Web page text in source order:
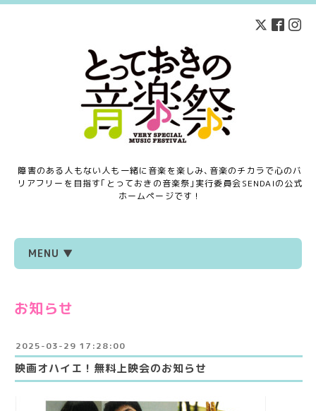
障害のある人もない人も一緒に音楽を楽しみ､音楽のチカラで心のバ
リアフリーを目指す｢とっておきの音楽祭｣実行委員会SENDAIの公式
ホームページです！
MENU ▼
お知らせ
2025-03-29 17:28:00
映画オハイエ！無料上映会のお知らせ